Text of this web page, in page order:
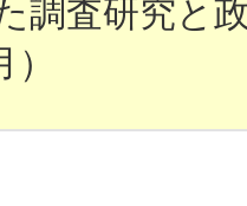
調査研究と